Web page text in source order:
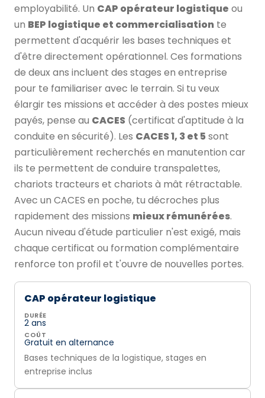
employabilité. Un CAP opérateur logistique ou
un BEP logistique et commercialisation te
permettent d'acquérir les bases techniques et
d'être directement opérationnel. Ces formations
de deux ans incluent des stages en entreprise
pour te familiariser avec le terrain. Si tu veux
élargir tes missions et accéder à des postes mieux
payés, pense au CACES (certificat d'aptitude à la
conduite en sécurité). Les CACES 1, 3 et 5 sont
particulièrement recherchés en manutention car
ils te permettent de conduire transpalettes,
chariots tracteurs et chariots à mât rétractable.
Avec un CACES en poche, tu décroches plus
rapidement des missions mieux rémunérées.
Aucun niveau d'étude particulier n'est exigé, mais
chaque certificat ou formation complémentaire
renforce ton profil et t'ouvre de nouvelles portes.
CAP opérateur logistique
DURÉE
2 ans
COÛT
Gratuit en alternance
Bases techniques de la logistique, stages en
entreprise inclus